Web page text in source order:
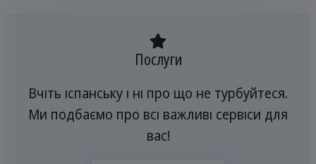
Послуги
Вчіть іспанську і ні про що не турбуйтеся.
Ми подбаємо про всі важливі сервіси для
вас!